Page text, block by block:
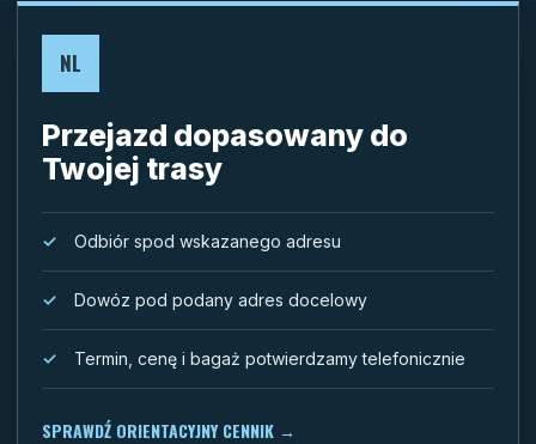
NL
Przejazd dopasowany do
Twojej trasy
Odbiór spod wskazanego adresu
Dowóz pod podany adres docelowy
Termin, cenę i bagaż potwierdzamy telefonicznie
SPRAWDŹ ORIENTACYJNY CENNIK →